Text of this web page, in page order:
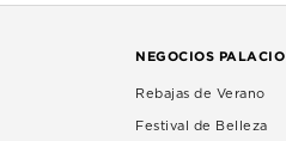
NEGOCIOS PALACIO
Rebajas de Verano
Festival de Belleza